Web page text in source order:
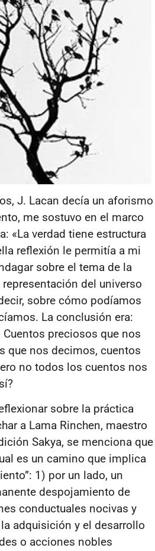
J. Lacan decía un aforismo
me sostuvo en el marco
«La verdad tiene estructura
reflexión le permitía a mi
sobre el tema de la
del universo
sobre cómo podíamos
La conclusión era:
preciosos que nos
que nos decimos, cuentos
no todos los cuentos nos
sobre la práctica
a Lama Rinchen, maestro
Sakya, se menciona que
es un camino que implica
: 1) por un lado, un
despojamiento de
conductuales nocivas y
adquisición y el desarrollo
o acciones nobles